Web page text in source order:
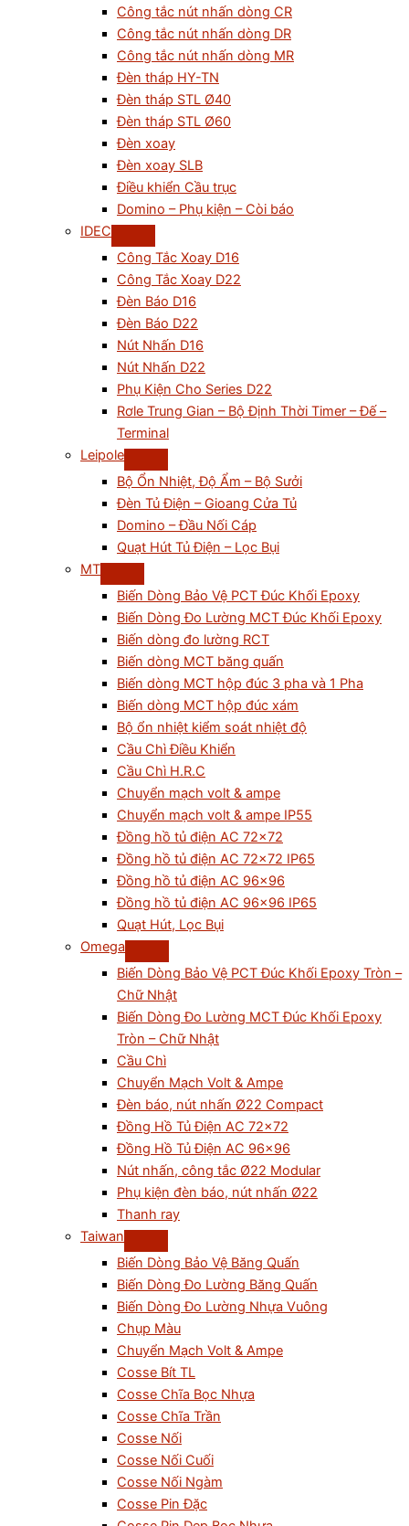
Công tắc nút nhấn dòng CR
Công tắc nút nhấn dòng DR
Công tắc nút nhấn dòng MR
Đèn tháp HY-TN
Đèn tháp STL Ø40
Đèn tháp STL Ø60
Đèn xoay
Đèn xoay SLB
Điều khiển Cầu trục
Domino – Phụ kiện – Còi báo
IDEC
Công Tắc Xoay D16
Công Tắc Xoay D22
Đèn Báo D16
Đèn Báo D22
Nút Nhấn D16
Nút Nhấn D22
Phụ Kiện Cho Series D22
Rơle Trung Gian – Bộ Định Thời Timer – Đế –
Terminal
Leipole
Bộ Ổn Nhiệt, Độ Ẩm – Bộ Sưởi
Đèn Tủ Điện – Gioang Cửa Tủ
Domino – Đầu Nối Cáp
Quạt Hút Tủ Điện – Lọc Bụi
MT
Biến Dòng Bảo Vệ PCT Đúc Khối Epoxy
Biến Dòng Đo Lường MCT Đúc Khối Epoxy
Biến dòng đo lường RCT
Biến dòng MCT băng quấn
Biến dòng MCT hộp đúc 3 pha và 1 Pha
Biến dòng MCT hộp đúc xám
Bộ ổn nhiệt kiểm soát nhiệt độ
Cầu Chì Điều Khiển
Cầu Chì H.R.C
Chuyển mạch volt & ampe
Chuyển mạch volt & ampe IP55
Đồng hồ tủ điện AC 72×72
Đồng hồ tủ điện AC 72×72 IP65
Đồng hồ tủ điện AC 96×96
Đồng hồ tủ điện AC 96×96 IP65
Quạt Hút, Lọc Bụi
Omega
Biến Dòng Bảo Vệ PCT Đúc Khối Epoxy Tròn –
Chữ Nhật
Biến Dòng Đo Lường MCT Đúc Khối Epoxy
Tròn – Chữ Nhật
Cầu Chì
Chuyển Mạch Volt & Ampe
Đèn báo, nút nhấn Ø22 Compact
Đồng Hồ Tủ Điện AC 72×72
Đồng Hồ Tủ Điện AC 96×96
Nút nhấn, công tắc Ø22 Modular
Phụ kiện đèn báo, nút nhấn Ø22
Thanh ray
Taiwan
Biến Dòng Bảo Vệ Băng Quấn
Biến Dòng Đo Lường Băng Quấn
Biến Dòng Đo Lường Nhựa Vuông
Chụp Màu
Chuyển Mạch Volt & Ampe
Cosse Bít TL
Cosse Chĩa Bọc Nhựa
Cosse Chĩa Trần
Cosse Nối
Cosse Nối Cuối
Cosse Nối Ngàm
Cosse Pin Đặc